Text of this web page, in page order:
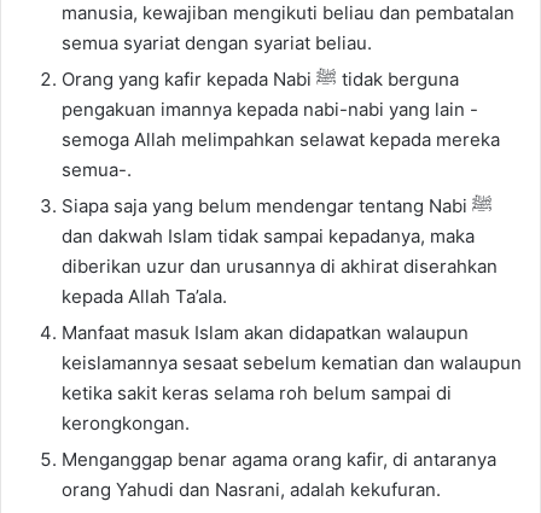
manusia, kewajiban mengikuti beliau dan pembatalan
semua syariat dengan syariat beliau.
Orang yang kafir kepada Nabi ﷺ tidak berguna
pengakuan imannya kepada nabi-nabi yang lain -
semoga Allah melimpahkan selawat kepada mereka
semua-.
Siapa saja yang belum mendengar tentang Nabi ﷺ
dan dakwah Islam tidak sampai kepadanya, maka
diberikan uzur dan urusannya di akhirat diserahkan
kepada Allah Ta’ala.
Manfaat masuk Islam akan didapatkan walaupun
keislamannya sesaat sebelum kematian dan walaupun
ketika sakit keras selama roh belum sampai di
kerongkongan.
Menganggap benar agama orang kafir, di antaranya
orang Yahudi dan Nasrani, adalah kekufuran.